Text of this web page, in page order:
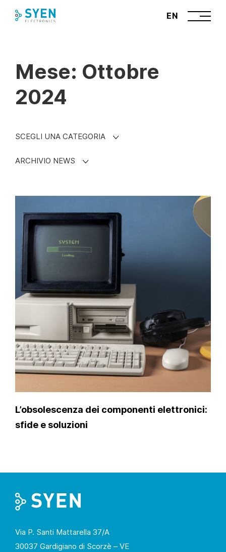
EN
Mese: Ottobre
2024
SCEGLI UNA CATEGORIA
ARCHIVIO NEWS
L’obsolescenza dei componenti elettronici:
sfide e soluzioni
Via P. Santi Mattarella 37/A
30037 Gardigiano di Scorzè – VE